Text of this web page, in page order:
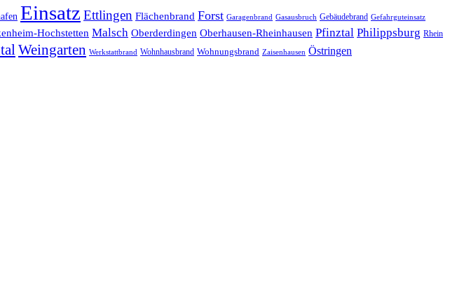
Einsatz Ettlingen Flächenbrand Forst Garagenbrand Gasausbruch Gebäudebrand Gefahrguteinsatz
Hochstetten Malsch Oberderdingen Oberhausen-Rheinhausen Pfinztal Philippsburg Rhein
Weingarten Werkstattbrand Wohnhausbrand Wohnungsbrand Zaisenhausen Östringen